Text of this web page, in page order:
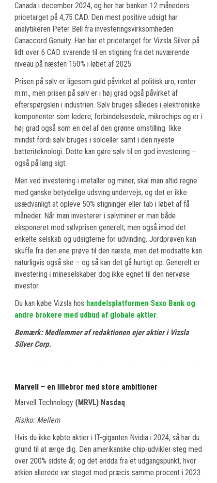
Canada i december 2024, og her har banken 12 måneders
pricetarget på 4,75 CAD. Den mest positive udsigt har
analytikeren Peter Bell fra investeringsvirksomheden
Canaccord Genuity. Han har et pricetarget for Vizsla Silver på
lidt over 6 CAD svarende til en stigning fra det nuværende
niveau på næsten 150% i løbet af 2025.
Prisen på sølv er ligesom guld påvirket af politisk uro, renter
m.m., men prisen på sølv er i høj grad også påvirket af
efterspørgslen i industrien. Sølv bruges således i elektroniske
komponenter som ledere, forbindelsesdele, mikrochips og er i
høj grad også som en del af den grønne omstilling. Ikke
mindst fordi sølv bruges i solceller samt i den nyeste
batteriteknologi. Dette kan gøre sølv til en god investering –
også på lang sigt.
Men ved investering i metaller og miner, skal man altid regne
med ganske betydelige udsving undervejs, og det er ikke
usædvanligt at opleve 50% stigninger eller tab i løbet af få
måneder. Når man investerer i sølvminer er man både
eksponeret mod sølvprisen generelt, men også imod det
enkelte selskab og udsigterne for udvinding. Jordprøven kan
skuffe fra den ene prøve til den næste, men det modsatte kan
naturligvis også ske – og så kan det gå hurtigt op. Generelt er
investering i mineselskaber dog ikke egnet til den nervøse
investor.
Du kan købe Vizsla hos handelsplatformen Saxo Bank og
andre brokere med udbud af globale aktier.
Bemærk: Medlemmer af redaktionen ejer aktier i Vizsla
Silver Corp.
Marvell – en lillebror med store ambitioner
Marvell Technology (MRVL) Nasdaq
Risiko: Mellem
Hvis du ikke købte aktier i IT-giganten Nvidia i 2024, så har du
grund til at ærge dig. Den amerikanske chip-udvikler steg med
over 200% sidste år, og det endda fra et udgangspunkt, hvor
atkien allerede var steget med præcis samme procent i 2023.